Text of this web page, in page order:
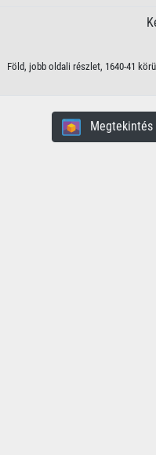
Föld, jobb oldali részlet, 1640-41
Megtekintés